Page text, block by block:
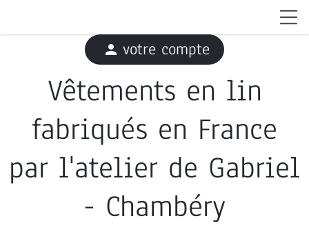
person votre compte
Vêtements en lin
fabriqués en France
par l'atelier de Gabriel
- Chambéry